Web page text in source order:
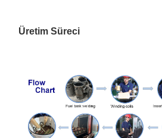
Üretim Süreci